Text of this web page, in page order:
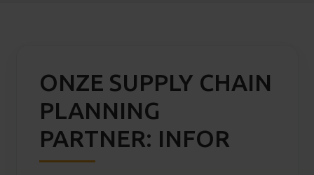
ONZE SUPPLY CHAIN
PLANNING
PARTNER: INFOR